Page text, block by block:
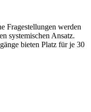
Fragestellungen werden
systemischen Ansatz.
bieten Platz für je 30